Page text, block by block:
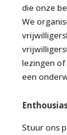
die onze
We
lezingen
een
Stuur ons